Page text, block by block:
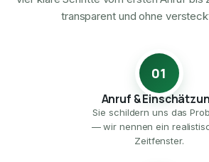
transparent und ohne
01
Anruf &
Sie schildern uns das
— wir nennen ein
Zeitfenster.